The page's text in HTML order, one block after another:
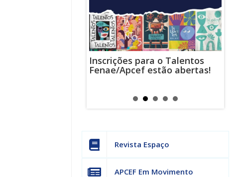
Inscrições para o Talentos
Fenae/Apcef estão abertas!
Revista Espaço
APCEF Em Movimento